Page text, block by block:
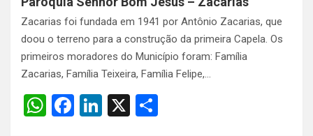
Zacarias foi fundada em 1941 por Antônio Zacarias, que
doou o terreno para a construção da primeira Capela. Os
primeiros moradores do Município foram: Família
Zacarias, Família Teixeira, Família Felipe,…
W F
Li
X